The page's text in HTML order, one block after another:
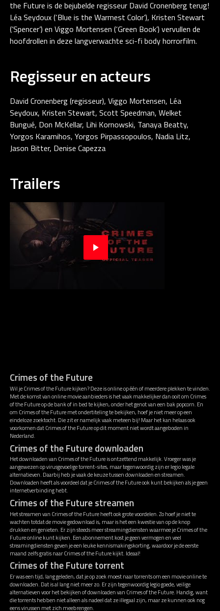
the Future is de bejubelde regisseur David Cronenberg terug!
Léa Seydoux (‘Blue is the Warmest Color’), Kristen Stewart
(’Spencer’) en Viggo Mortensen (‘Green Book’) vervullen de
hoofdrollen in deze langverwachte sci-fi body horrorfilm.
Regisseur en acteurs
David Cronenberg (regisseur), Viggo Mortensen, Léa
Seydoux, Kristen Stewart, Scott Speedman, Welket
Bungué, Don McKellar, Lihi Kornowski, Tanaya Beatty,
Yorgos Karamihos, Yorgos Pirpassopoulos, Nadia Litz,
Jason Bitter, Denise Capezza
Trailers
Crimes of the Future
Wil je Crimes of the Future kijken? Deze is online op één of meerdere plekken te vinden.
Met de komst van online movie aanbieders is het vaak makkelijker dan ooit om Crimes
of the Future op de bank of in bed te kijken, onder het genot van een bak popcorn. En
om Crimes of the Future met ondertiteling te bekijken, hoef je niet meer op een
eindeloze zoektocht. Die zit er namelijk vaak meteen bij! Maar het kan helaas ook
voorkomen dat Crimes of the Future op dit moment niet wordt aangeboden in
Nederland.
Crimes of the Future downloaden
Het downloaden van Crimes of the Future is ontzettend makkelijk. Vroeger was je
aangewezen op virusgevoelige torrent-sites, maar tegenwoordig zijn er legio legale
alternatieven. Daarbij heb je vaak de keuze tussen downloaden en streamen.
Downloaden heeft als voordeel dat je Crimes of the Future ook kunt bekijken als je geen
internetverbinding hebt.
Crimes of the Future streamen
Het streamen van Crimes of the Future heeft ook grote voordelen. Zo hoef je niet te
wachten totdat de movie gedownload is, maar is het een kwestie van op de knop
drukken en genieten. Er zijn steeds meer streamingdiensten waarmee je Crimes of the
Future online kunt kijken. Een abonnement kost je geen vermogen en veel
streamingdiensten geven je een leuke kennismakingskorting, waardoor je de eerste
maand zelfs gratis naar Crimes of the Future kijkt. Ideaal!
Crimes of the Future torrent
Er was een tijd, lang geleden, dat je op zoek moest naar torrents om een movie online te
downloaden. Dat is al lang niet meer zo. Er zijn tegenwoordig legio goede, veilige
alternatieven voor het bekijken of downloaden van Crimes of the Future. Handig, want
die torrents hebben niet alleen als nadeel dat ze illegaal zijn, maar ze kunnen ook nog
eens virussen met zich meebrengen.